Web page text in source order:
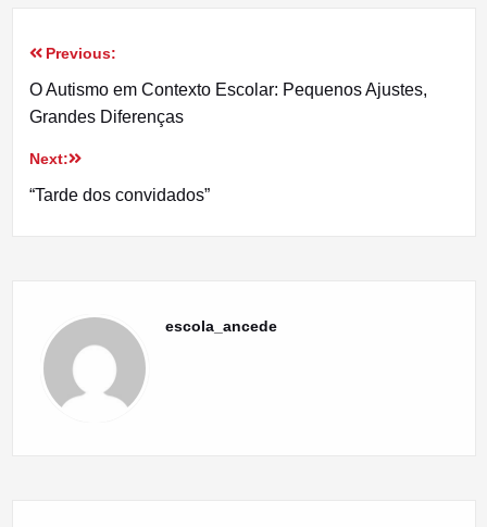
Navegação
de
artigos
Previous:
O Autismo em Contexto Escolar: Pequenos Ajustes,
Grandes Diferenças
Next:
“Tarde dos convidados”
escola_ancede